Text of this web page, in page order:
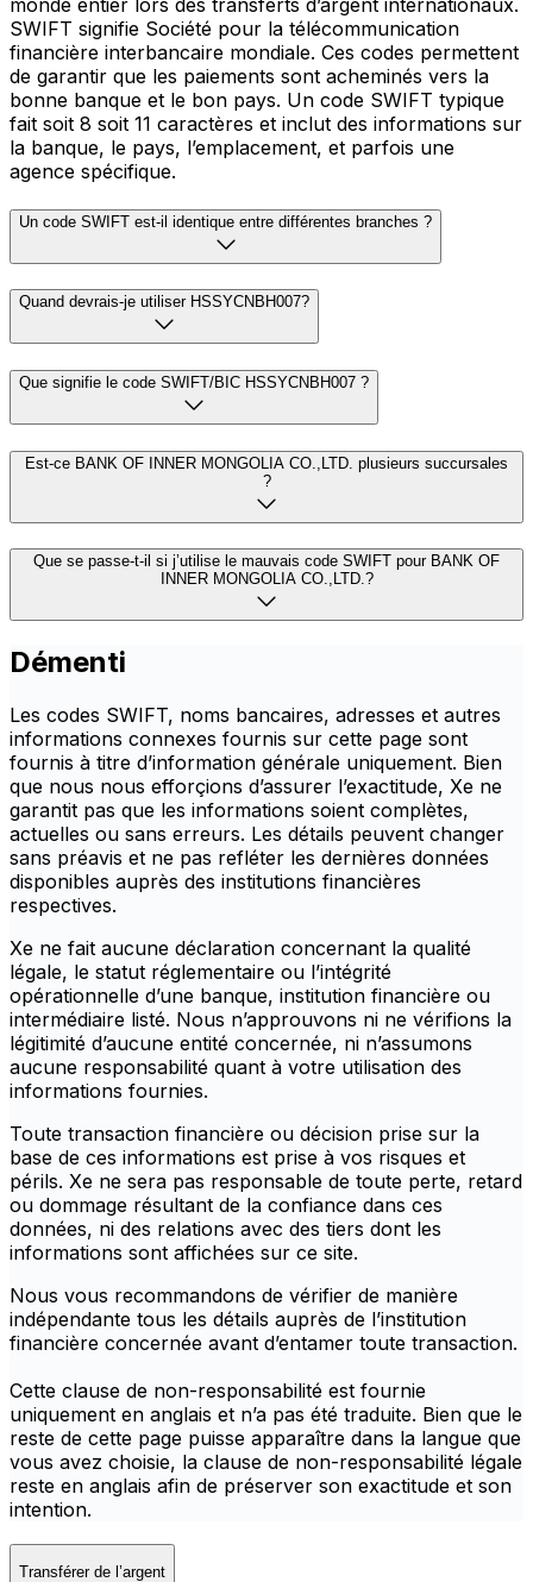
SWIFT signifie Société pour la télécommunication
financière interbancaire mondiale. Ces codes permettent
de garantir que les paiements sont acheminés vers la
bonne banque et le bon pays. Un code SWIFT typique
fait soit 8 soit 11 caractères et inclut des informations sur
la banque, le pays, l’emplacement, et parfois une
agence spécifique.
Un code SWIFT est-il identique entre différentes branches ?
Quand devrais-je utiliser HSSYCNBH007?
Que signifie le code SWIFT/BIC HSSYCNBH007 ?
Est-ce BANK OF INNER MONGOLIA CO.,LTD. plusieurs succursales
?
Que se passe-t-il si j’utilise le mauvais code SWIFT pour BANK OF
INNER MONGOLIA CO.,LTD.?
Démenti
Les codes SWIFT, noms bancaires, adresses et autres
informations connexes fournis sur cette page sont
fournis à titre d’information générale uniquement. Bien
que nous nous efforçions d’assurer l’exactitude, Xe ne
garantit pas que les informations soient complètes,
actuelles ou sans erreurs. Les détails peuvent changer
sans préavis et ne pas refléter les dernières données
disponibles auprès des institutions financières
respectives.
Xe ne fait aucune déclaration concernant la qualité
légale, le statut réglementaire ou l’intégrité
opérationnelle d’une banque, institution financière ou
intermédiaire listé. Nous n’approuvons ni ne vérifions la
légitimité d’aucune entité concernée, ni n’assumons
aucune responsabilité quant à votre utilisation des
informations fournies.
Toute transaction financière ou décision prise sur la
base de ces informations est prise à vos risques et
périls. Xe ne sera pas responsable de toute perte, retard
ou dommage résultant de la confiance dans ces
données, ni des relations avec des tiers dont les
informations sont affichées sur ce site.
Nous vous recommandons de vérifier de manière
indépendante tous les détails auprès de l’institution
financière concernée avant d’entamer toute transaction.
Cette clause de non-responsabilité est fournie
uniquement en anglais et n’a pas été traduite. Bien que le
reste de cette page puisse apparaître dans la langue que
vous avez choisie, la clause de non-responsabilité légale
reste en anglais afin de préserver son exactitude et son
intention.
Transférer de l’argent